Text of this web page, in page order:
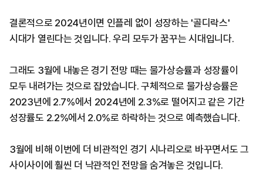
결론적으로 2024년이면 인플레 없이 성장하는 '골디락스'
시대가 열린다는 것입니다. 우리 모두가 꿈꾸는 시대입니다.
그래도 3월에 내놓은 경기 전망 때는 물가상승률과 성장률이
모두 내려가는 것으로 잡았습니다. 구체적으로 물가상승률은
2023년에 2.7%에서 2024년에 2.3%로 떨어지고 같은 기간
성장률도 2.2%에서 2.0%로 하락하는 것으로 예측했습니다.
3월에 비해 이번에 더 비관적인 경기 시나리오로 바꾸면서도 그
사이사이에 훨씬 더 낙관적인 전망을 숨겨놓은 것입니다.